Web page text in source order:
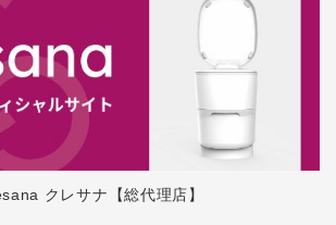
クレサナ【総代理店】